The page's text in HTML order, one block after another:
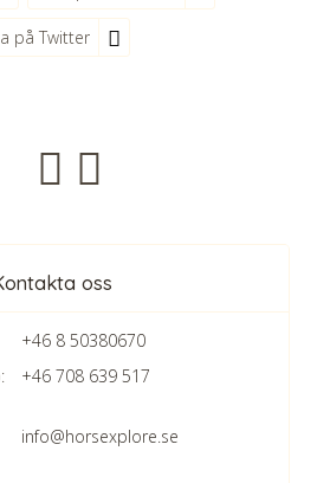
på Twitter
Nyhetsbrev
oss
+46 8 50380670
+46 708 639 517
info@horsexplore.se